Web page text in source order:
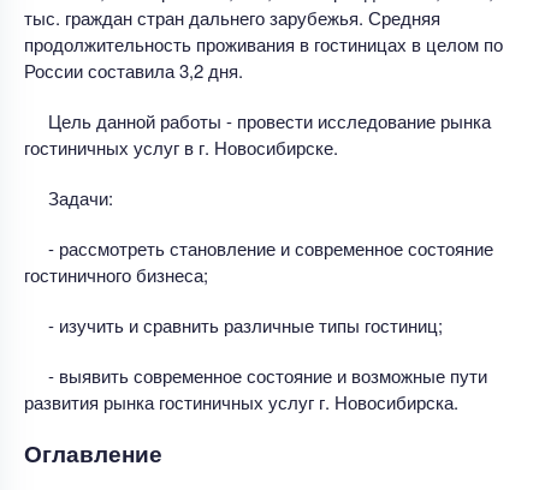
тыс. граждан стран дальнего зарубежья. Средняя
продолжительность проживания в гостиницах в целом по
России составила 3,2 дня.
Цель данной работы - провести исследование рынка
гостиничных услуг в г. Новосибирске.
Задачи:
- рассмотреть становление и современное состояние
гостиничного бизнеса;
- изучить и сравнить различные типы гостиниц;
- выявить современное состояние и возможные пути
развития рынка гостиничных услуг г. Новосибирска.
Оглавление